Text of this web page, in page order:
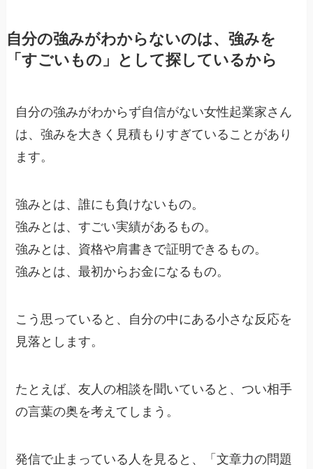
自分の強みがわからないのは、強みを
「すごいもの」として探しているから
自分の強みがわからず自信がない女性起業家さん
は、強みを大きく見積もりすぎていることがあり
ます。
強みとは、誰にも負けないもの。
強みとは、すごい実績があるもの。
強みとは、資格や肩書きで証明できるもの。
強みとは、最初からお金になるもの。
こう思っていると、自分の中にある小さな反応を
見落とします。
たとえば、友人の相談を聞いていると、つい相手
の言葉の奥を考えてしまう。
発信で止まっている人を見ると、「文章力の問題